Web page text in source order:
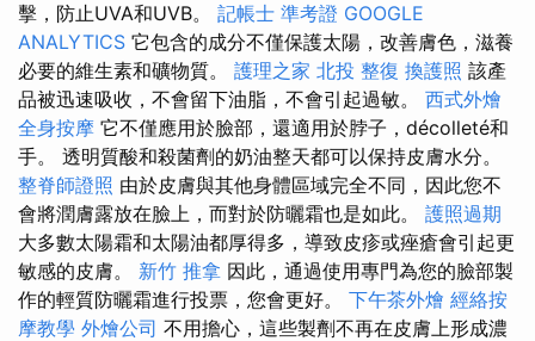
擊，防止UVA和UVB。 記帳士 準考證 GOOGLE
ANALYTICS 它包含的成分不僅保護太陽，改善膚色，滋養
必要的維生素和礦物質。 護理之家 北投 整復 換護照 該產
品被迅速吸收，不會留下油脂，不會引起過敏。 西式外燴
全身按摩 它不僅應用於臉部，還適用於脖子，décolleté和
手。 透明質酸和殺菌劑的奶油整天都可以保持皮膚水分。
整脊師證照 由於皮膚與其他身體區域完全不同，因此您不
會將潤膚露放在臉上，而對於防曬霜也是如此。 護照過期
大多數太陽霜和太陽油都厚得多，導致皮疹或痤瘡會引起更
敏感的皮膚。 新竹 推拿 因此，通過使用專門為您的臉部製
作的輕質防曬霜進行投票，您會更好。 下午茶外燴 經絡按
摩教學 外燴公司 不用擔心，這些製劑不再在皮膚上形成濃